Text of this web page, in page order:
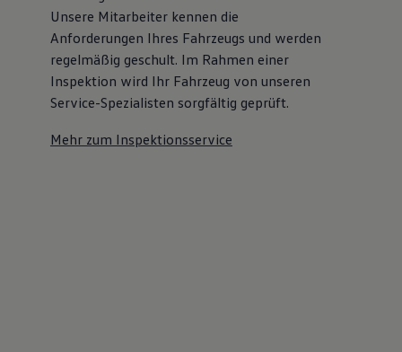
Unsere Mitarbeiter kennen die
Anforderungen Ihres Fahrzeugs und werden
regelmäßig geschult. Im Rahmen einer
Inspektion wird Ihr Fahrzeug von unseren
Service-Spezialisten sorgfältig geprüft.
Mehr zum Inspektionsservice